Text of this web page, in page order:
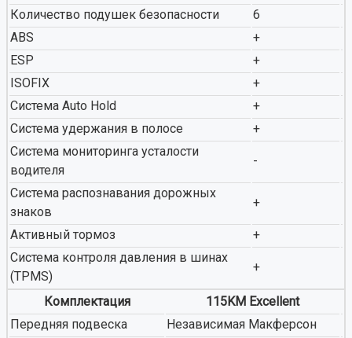
Количество подушек безопасности
6
ABS
+
ESP
+
ISOFIX
+
Система Auto Hold
+
Система удержания в полосе
+
Система мониторинга усталости
водителя
-
Система распознавания дорожных
знаков
+
Активный тормоз
+
Система контроля давления в шинах
(TPMS)
+
Комплектация
115KM Excellent
Передняя подвеска
Независимая Макферсон